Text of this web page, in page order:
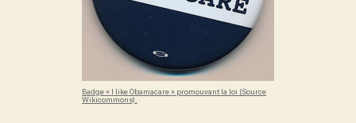
Badge « I like Obamacare » promouvant la loi (Source
Wikicommons).